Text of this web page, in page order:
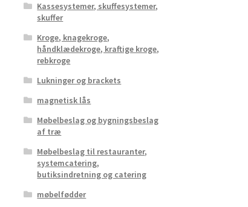
Kassesystemer, skuffesystemer,
skuffer
Kroge, knagekroge,
håndklædekroge, kraftige kroge,
rebkroge
Lukninger og brackets
magnetisk lås
Møbelbeslag og bygningsbeslag
af træ
Møbelbeslag til restauranter,
systemcatering,
butiksindretning og catering
møbelfødder